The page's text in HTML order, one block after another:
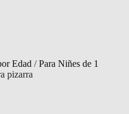
Edad /Para Niñes de 1
pizarra